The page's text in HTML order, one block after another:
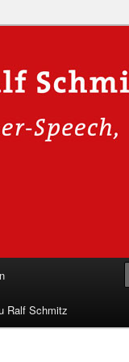
&
Erleben Sie Live-
Ralf Schmitz